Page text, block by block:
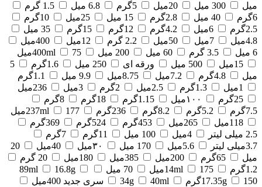
میل
300 میل 20میل 5گرم 6.8 میل
1.5 گرم
6گرم
40 میل 2.8گرم 15 میل 25میل
10گرم
2.5گرم
6میل 4.2گرم 12گرم 15گرم
35 میل
4.8میل
7میل 50میل 2.2 گرم 12میل
400میل
6 میل
3.5 گرم 60 میل 200 میل 400ml
75میل
15میل
500 میل ورقه ای 250 میل 1.6گرم
5
میل
4.8گرم 7.2میل 8.75میل 9.9 میل
1.1گرم
1میل
1.3گرم 2.5میل 2گرم 3میل
236میل
25گرم
۱۰۰میل 1.15گرم 18گرم
8گرم
7.5گرم
5.2گرم 8.2گرم 236گرم 237ml
177میل
118میل
265میل 453گرم 524گرم
369گرم
2.5 میلی لیتر
4میل 100 میل 11گرم
7گرم
3.7میلی لیتر
5.6میل 170 میل ۳۰میل 40میل
20
میل
65گرم 200میل 385میل 180میل
20 گرم
1.2گرم
14ml 175میل 70 میل 89ml
16.8g
17.35g
150گرم 34g 40ml
سری جدید 400میل